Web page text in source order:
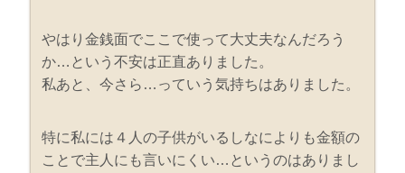
やはり金銭面でここで使って大丈夫なんだろう
か…という不安は正直ありました。
私あと、今さら…っていう気持ちはありました。
特に私には４人の子供がいるしなによりも金額の
ことで主人にも言いにくい…というのはありまし